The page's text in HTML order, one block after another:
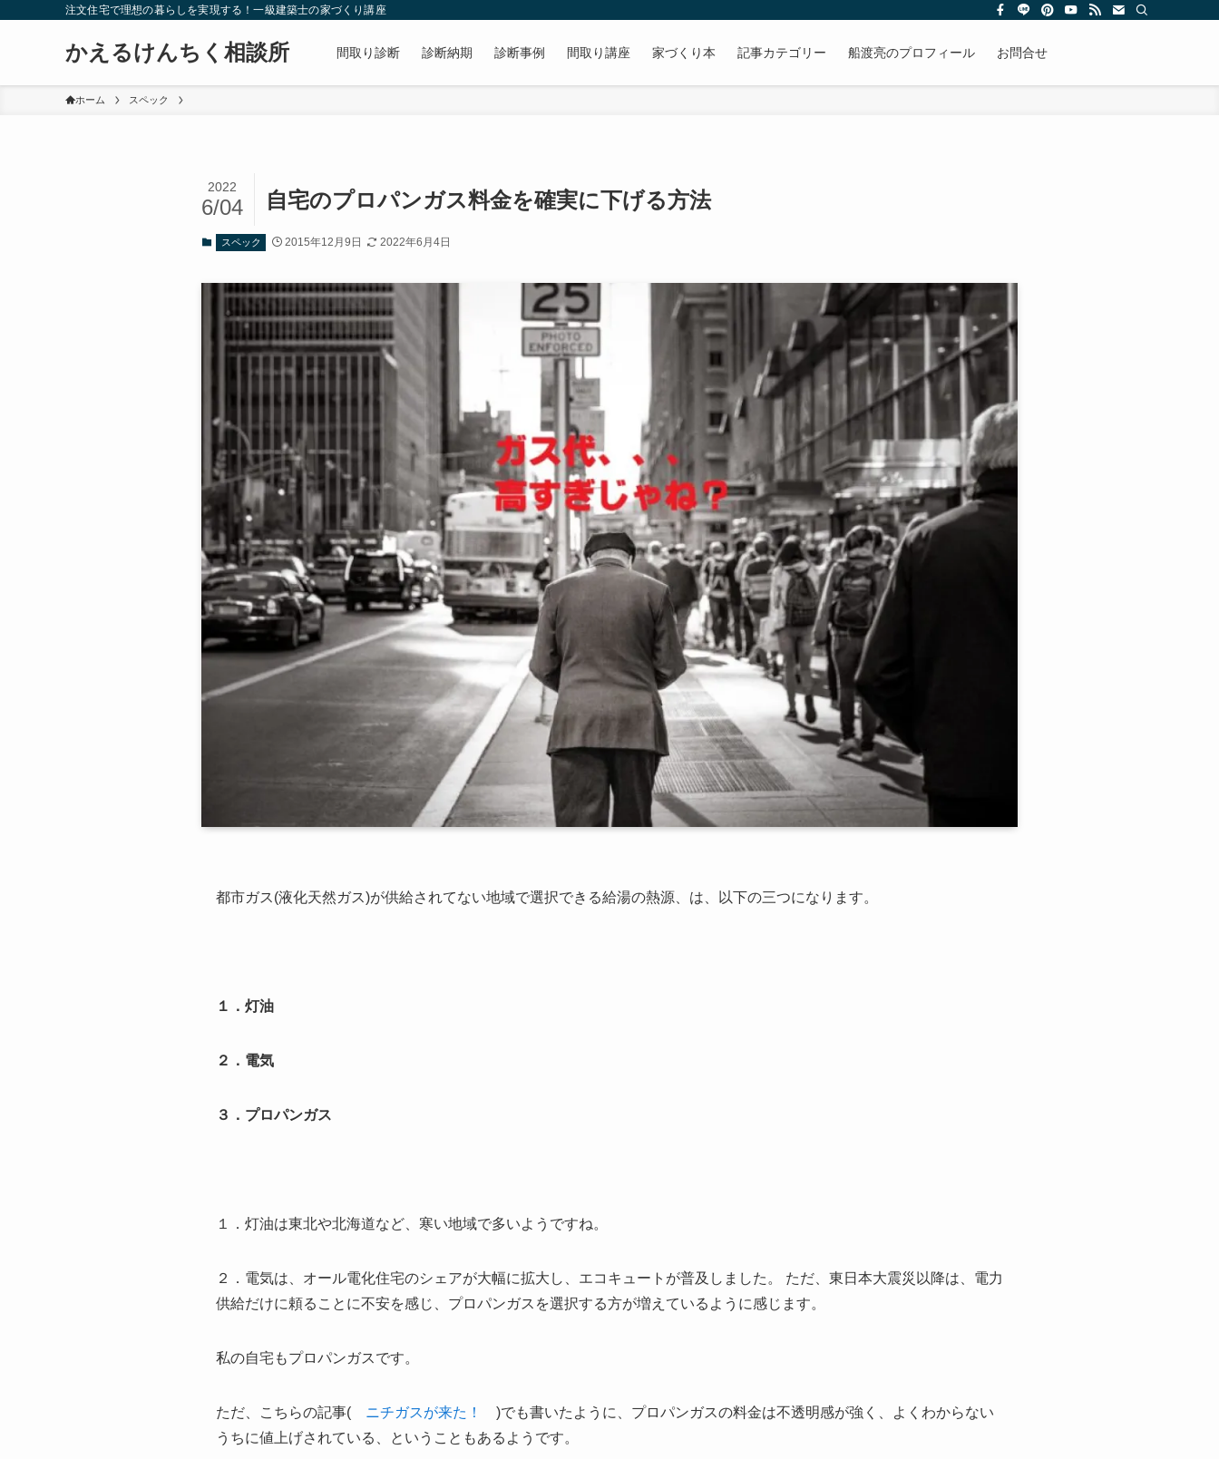
注文住宅で理想の暮らしを実現する！一級建築士の家づくり講座
かえるけんちく相談所 間取り診断 診断納期 診断事例 間取り講座 家づくり本 記事カテゴリー 船渡亮のプロフィール お問合せ
ホーム スペック
自宅のプロパンガス料金を確実に下げる方法
2022
6/04
スペック 2015年12月9日 2022年6月4日
都市ガス(液化天然ガス)が供給されてない地域で選択できる給湯の熱源、は、以下の三つになります。
１．灯油
２．電気
３．プロパンガス
１．灯油は東北や北海道など、寒い地域で多いようですね。
２．電気は、オール電化住宅のシェアが大幅に拡大し、エコキュートが普及しました。 ただ、東日本大震災以降は、電力
供給だけに頼ることに不安を感じ、プロパンガスを選択する方が増えているように感じます。
私の自宅もプロパンガスです。
ただ、こちらの記事( ニチガスが来た！
)でも書いたように、プロパンガスの料金は不透明感が強く、よくわからない
うちに値上げされている、ということもあるようです。